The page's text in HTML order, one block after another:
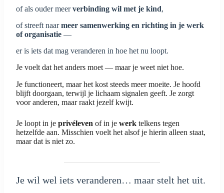
of als ouder meerverbinding wil met je kind,
of streeft naarmeer samenwerking en richting in je werk
of organisatie —
er is iets dat mag veranderen in hoe het nu loopt.
Je voelt dat het anders moet — maar je weet niet hoe.
Je functioneert, maar het kost steeds meer moeite. Je hoofd
blijft doorgaan, terwijl je lichaam signalen geeft. Je zorgt
voor anderen, maar raakt jezelf kwijt.
Je loopt in je privéleven of in je werk telkens tegen
hetzelfde aan. Misschien voelt het alsof je hierin alleen staat,
maar dat is niet zo.
Je wil wel iets veranderen… maar stelt het uit.